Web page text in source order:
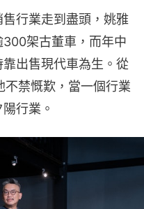
行業走到盡頭，姚雅
架古董車，而年中
出售現代車為生。從
禁慨歎，當一個行業
行業。